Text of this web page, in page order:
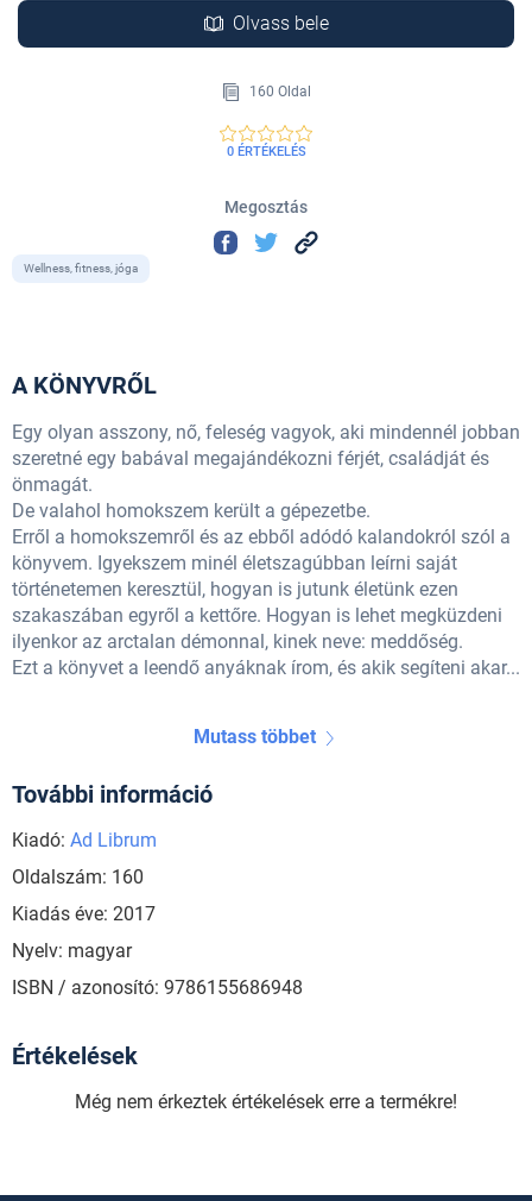
Olvass bele
160 Oldal
0 ÉRTÉKELÉS
Megosztás
Wellness, fitness, jóga
A KÖNYVRŐL
Egy olyan asszony, nő, feleség vagyok, aki mindennél jobban
szeretné egy babával megajándékozni férjét, családját és
önmagát.
De valahol homokszem került a gépezetbe.
Erről a homokszemről és az ebből adódó kalandokról szól a
könyvem. Igyekszem minél életszagúbban leírni saját
történetemen keresztül, hogyan is jutunk életünk ezen
szakaszában egyről a kettőre. Hogyan is lehet megküzdeni
ilyenkor az arctalan démonnal, kinek neve: meddőség.
Ezt a könyvet a leendő anyáknak írom, és akik segíteni akar...
Mutass többet
További információ
Kiadó: Ad Librum
Oldalszám: 160
Kiadás éve: 2017
Nyelv: magyar
ISBN / azonosító: 9786155686948
Értékelések
Még nem érkeztek értékelések erre a termékre!